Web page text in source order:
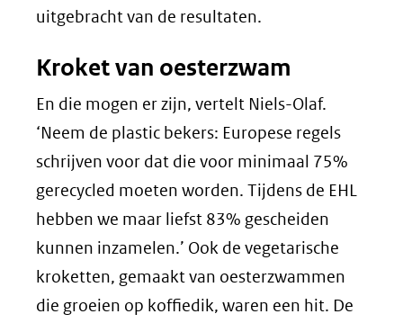
venster)
(verwijst
naar
een
andere
website)
uitgebracht van de resultaten.
Kroket van oesterzwam
En die mogen er zijn, vertelt Niels-Olaf.
‘Neem de plastic bekers: Europese regels
schrijven voor dat die voor minimaal 75%
gerecycled moeten worden. Tijdens de EHL
hebben we maar liefst 83% gescheiden
kunnen inzamelen.’ Ook de vegetarische
kroketten, gemaakt van oesterzwammen
die groeien op koffiedik, waren een hit. De